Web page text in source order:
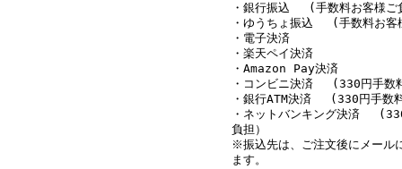
・銀行振込 (手数料お客様ご
・ゆうちょ振込 (手数料お客
・電子決済
・楽天ペイ決済
・Amazon Pay決済
・コンビニ決済 (330円手数
・銀行ATM決済 (330円手数
・ネットバンキング決済
負担）
※振込先は、ご注文後にメール
ます。